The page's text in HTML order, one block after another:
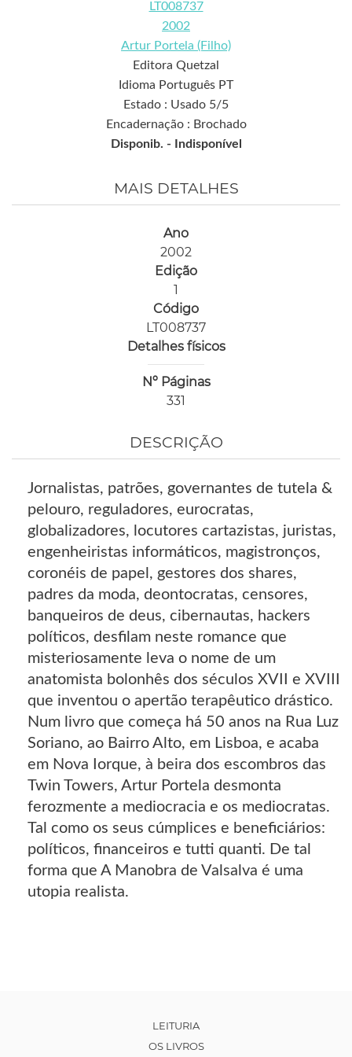
LT008737
2002
Artur Portela (Filho)
Editora Quetzal
Idioma Português PT
Estado : Usado 5/5
Encadernação : Brochado
Disponib. -
Indisponível
MAIS DETALHES
Ano
2002
Edição
1
Código
LT008737
Detalhes físicos
Nº Páginas
331
DESCRIÇÃO
Jornalistas, patrões, governantes de tutela &
pelouro, reguladores, eurocratas,
globalizadores, locutores cartazistas, juristas,
engenheiristas informáticos, magistronços,
coronéis de papel, gestores dos shares,
padres da moda, deontocratas, censores,
banqueiros de deus, cibernautas, hackers
políticos, desfilam neste romance que
misteriosamente leva o nome de um
anatomista bolonhês dos séculos XVII e XVIII
que inventou o apertão terapêutico drástico.
Num livro que começa há 50 anos na Rua Luz
Soriano, ao Bairro Alto, em Lisboa, e acaba
em Nova Iorque, à beira dos escombros das
Twin Towers, Artur Portela desmonta
ferozmente a mediocracia e os mediocratas.
Tal como os seus cúmplices e beneficiários:
políticos, financeiros e tutti quanti. De tal
forma que A Manobra de Valsalva é uma
utopia realista.
LEITURIA
OS LIVROS